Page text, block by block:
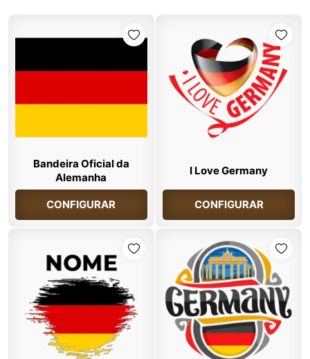
Bandeira Oficial da
Alemanha
CONFIGURAR
I Love Germany
CONFIGURAR